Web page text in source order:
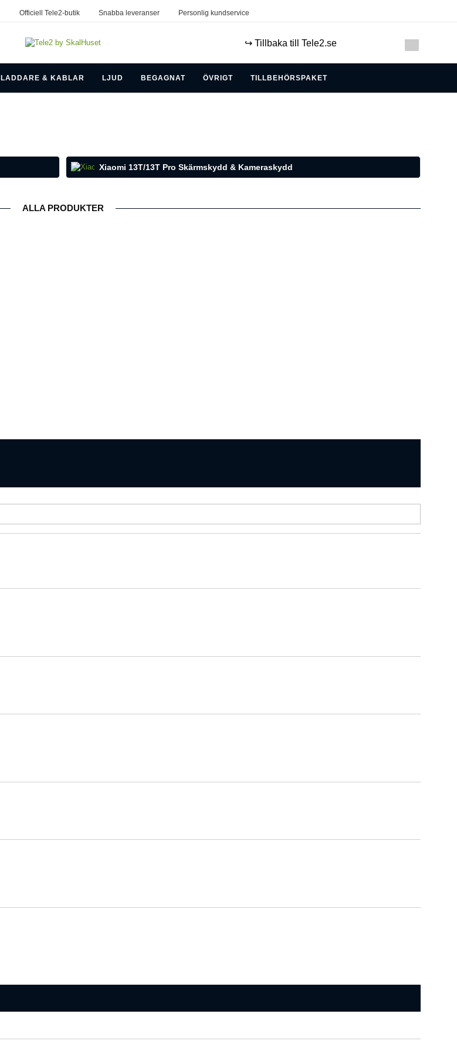
Officiell Tele2-butik Snabba leveranser Personlig kundservice
↪️ Tillbaka till Tele2.se
LADDARE & KABLAR LJUD BEGAGNAT ÖVRIGT TILLBEHÖRSPAKET
Xiaomi 13T/13T Pro Skärmskydd & Kameraskydd
ALLA PRODUKTER